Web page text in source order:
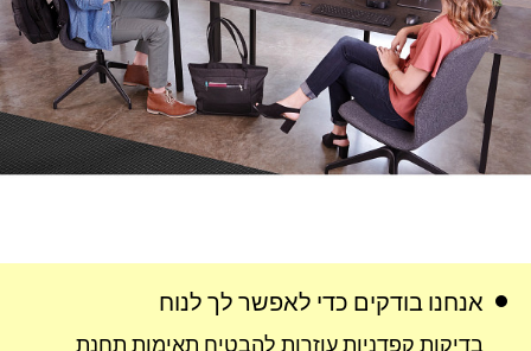
אנחנו בודקים כדי לאפשר לך לנוח
בדיקות קפדניותעוזרות להבטיח תאימות תחנת